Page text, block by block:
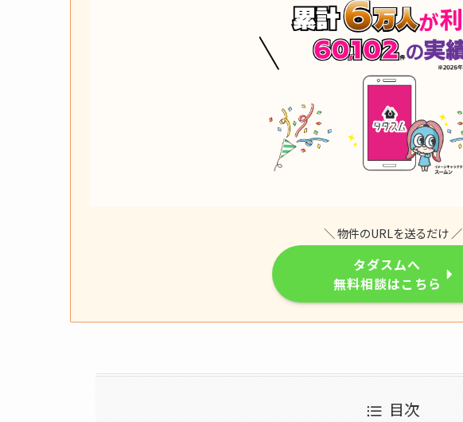
＼ 物件のURLを送るだけ ／
タダスムへ
無料相談はこちら
目次